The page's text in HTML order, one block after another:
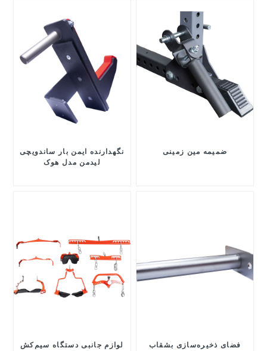
نگهدارنده ایمن بار ساندویچی
لیدمن مدل هوک
ضمیمه مین زمینی
لوازم جانبی دستگاه سیم‌کش
فضای ذخیره‌سازی بشقاب